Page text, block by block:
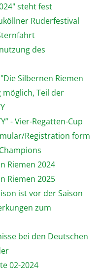
steht fest
Ruderfestival
des
Silbernen Riemen
Teil der
- Vier-Regatten-Cup
Registration form
Riemen 2024
Riemen 2025
ist vor der Saison
zum
bei den Deutschen
02-2024